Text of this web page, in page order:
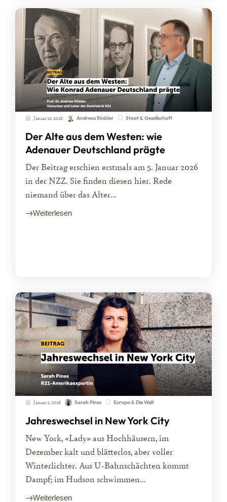
Januar 12, 2026 Andreas Rödder Staat & Gesellschaft
Der Alte aus dem Westen: wie
Adenauer Deutschland prägte
Der Beitrag erschien erstmals am 5. Januar 2026
in der NZZ. Sie finden diesen hier. Rede
niemand über das Alter...
Weiterlesen
Januar 2, 2026 Sarah Pines Europa & Die Welt
Jahreswechsel in New York City
New York, «Lady» aus Hochhäusern, im
Dezember kalt und blätterlos, aber voller
Winterlichter. Aus U-Bahnschächten kommt
Dampf; im Hudson schwimmen...
Weiterlesen